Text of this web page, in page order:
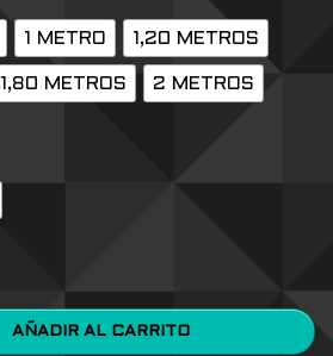
1 METRO 1,20 METROS
1,80 METROS 2 METROS
AÑADIR AL CARRITO